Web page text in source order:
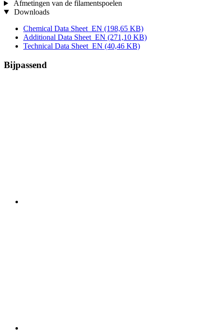
Afmetingen van de filamentspoelen
Downloads
Chemical Data Sheet_EN (198,65 KB)
Additional Data Sheet_EN (271,10 KB)
Technical Data Sheet_EN (40,46 KB)
Bijpassend